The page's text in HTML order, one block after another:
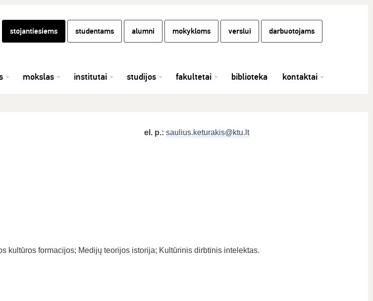
stojantiesiems studentams alumni mokykloms verslui darbuotojams
mokslas institutai studijos fakultetai biblioteka kontaktai
el. p.: saulius.keturakis@ktu.lt
kultūros formacijos; Medijų teorijos istorija; Kultūrinis dirbtinis intelektas.